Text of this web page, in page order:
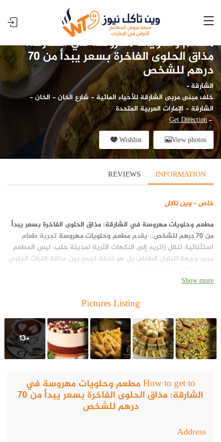
مطعم وحلويات مهروسة في الشارقة:
مذاق الحلوى الفاخرة بسعر يبدأ من 70
درهم للشخص
الشارقة-
خلف مبنى مربى الشارقة للأحياء المائية - شارع الخان - الخان -
الشارقة - الإمارات العربية المتحدة
-
Get Direction
View photos
Wishlist
INFORMATION
REVIEWS
خاص – وين تاكل
مطعم وحلويات مهروسة في الشارقة: مذاق الحلوى الفاخرة بسعر يبدأ
من 70 درهم للشخص
.. يقدم مطعم وحلويات مهروسة تجربة طعام
استثنائية تنقل زائريه إلى النكهات الثرية لمدينة حلب. ليس المطعم
مجرد وجهة لتناول الطعام، بل هو تحفة تجمع بين عراقة التراث الحلبي
Show more
Pictures Listing
+13
How to get to مطعم وحلويات مهروسة في
الشارقة: مذاق الحلوى الفاخرة بسعر يبدأ من 70
درهم للشخص
Address